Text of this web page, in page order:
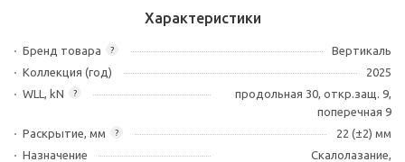
Характеристики
?
Бренд товара
Вертикаль
Коллекция (год)
2025
?
WLL, kN
продольная 30, откр.защ. 9,
поперечная 9
?
Раскрытие, мм
22 (±2) мм
Назначение
Скалолазание,